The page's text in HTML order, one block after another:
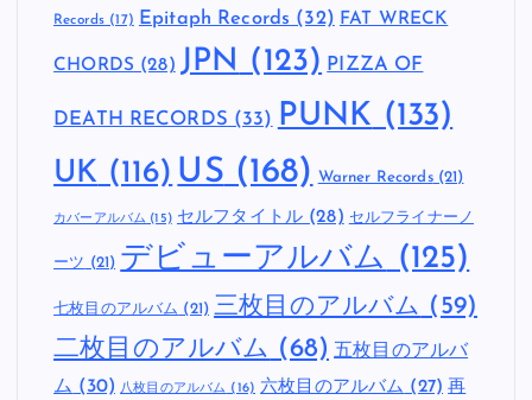
Records (17) Epitaph Records (32) FAT WRECK
CHORDS (28) JPN (123) PIZZA OF
DEATH RECORDS (33) PUNK (133)
UK (116) US (168) Warner Records(21)
カバーアルバム (15) セルフタイトル(28) セルフライナーノ
ーツ (21) デビューアルバム (125)
七枚目のアルバム (21) 三枚目のアルバム (59)
二枚目のアルバム (68) 五枚目のアルバ
ム (30) 八枚目のアルバム (16) 六枚目のアルバム (27) 再